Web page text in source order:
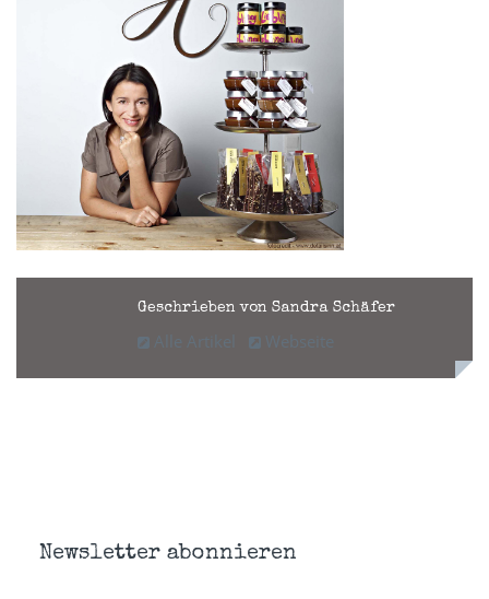
Geschrieben von Sandra Schäfer
Alle Artikel Webseite
Newsletter abonnieren